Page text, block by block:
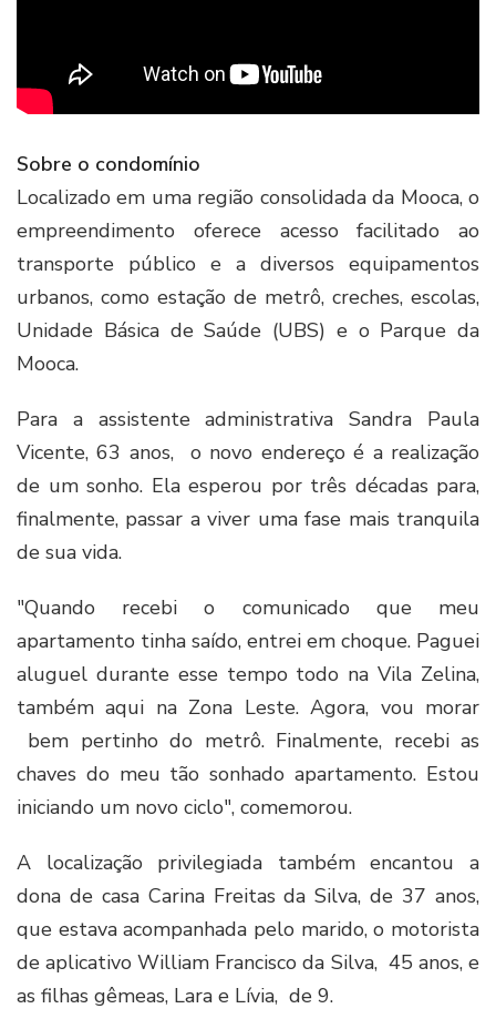
Sobre o condomínio
Localizado em uma região consolidada da Mooca, o
empreendimento oferece acesso facilitado ao
transporte público e a diversos equipamentos
urbanos, como estação de metrô, creches, escolas,
Unidade Básica de Saúde (UBS) e o Parque da
Mooca.
Para a assistente administrativa Sandra Paula
Vicente, 63 anos, o novo endereço é a realização
de um sonho. Ela esperou por três décadas para,
finalmente, passar a viver uma fase mais tranquila
de sua vida.
"Quando recebi o comunicado que meu
apartamento tinha saído, entrei em choque. Paguei
aluguel durante esse tempo todo na Vila Zelina,
também aqui na Zona Leste. Agora, vou morar
bem pertinho do metrô. Finalmente, recebi as
chaves do meu tão sonhado apartamento. Estou
iniciando um novo ciclo", comemorou.
A localização privilegiada também encantou a
dona de casa Carina Freitas da Silva, de 37 anos,
que estava acompanhada pelo marido, o motorista
de aplicativo William Francisco da Silva, 45 anos, e
as filhas gêmeas, Lara e Lívia, de 9.